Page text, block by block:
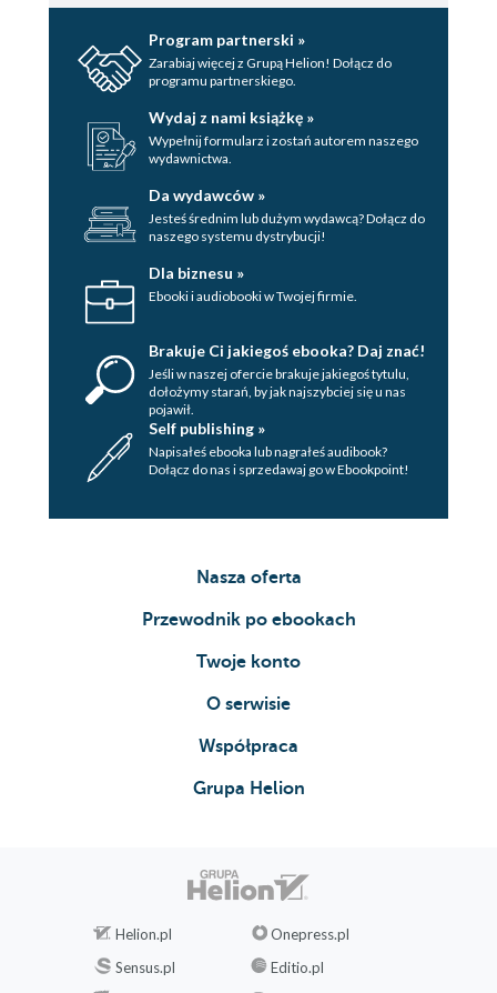
Program partnerski »
Zarabiaj więcej z Grupą Helion! Dołącz do
programu partnerskiego.
Wydaj z nami książkę »
Wypełnij formularz i zostań autorem naszego
wydawnictwa.
Da wydawców »
Jesteś średnim lub dużym wydawcą? Dołącz do
naszego systemu dystrybucji!
Dla biznesu »
Ebooki i audiobooki w Twojej firmie.
Brakuje Ci jakiegoś ebooka? Daj znać!
Jeśli w naszej ofercie brakuje jakiegoś tytulu,
dołożymy starań, by jak najszybciej się u nas
pojawił.
Self publishing »
Napisałeś ebooka lub nagrałeś audibook?
Dołącz do nas i sprzedawaj go w Ebookpoint!
Nasza oferta
Przewodnik po ebookach
Twoje konto
O serwisie
Współpraca
Grupa Helion
Helion.pl
Onepress.pl
Sensus.pl
Editio.pl